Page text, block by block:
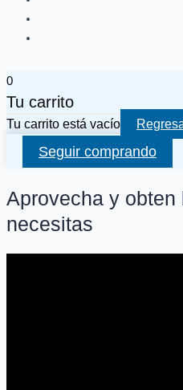
0
Tu carrito
Tu carrito está vacío
Seguir comprando
Aprovecha y obten
necesitas